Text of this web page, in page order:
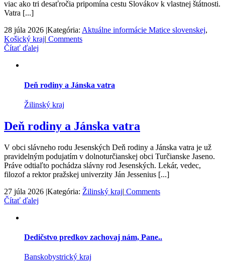
viac ako tri desaťročia pripomína cestu Slovákov k vlastnej štátnosti.
Vatra [...]
28 júla 2026 |Kategória: Aktuálne informácie Matice slovenskej,
Košický kraj| Comments
Čítať ďalej
Deň rodiny a Jánska vatra
Žilinský kraj
Deň rodiny a Jánska vatra
V obci slávneho rodu Jesenských Deň rodiny a Jánska vatra je už
pravidelným podujatím v dolnoturčianskej obci Turčianske Jaseno.
Práve odtiaľto pochádza slávny rod Jesenských. Lekár, vedec,
filozof a rektor pražskej univerzity Ján Jessenius [...]
27 júla 2026 |Kategória: Žilinský kraj| Comments
Čítať ďalej
Dedičstvo predkov zachovaj nám, Pane..
Banskobystrický kraj